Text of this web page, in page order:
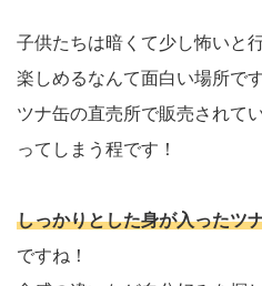
子供たちは暗くて少し怖いと
楽しめるなんて面白い場所で
ツナ缶の直売所で販売されて
ってしまう程です！
しっかりとした身が入ったツ
ですね！